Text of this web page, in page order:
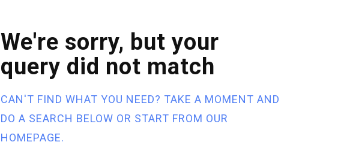
We're sorry, but your
query did not match
CAN'T FIND WHAT YOU NEED? TAKE A MOMENT AND
DO A SEARCH BELOW OR START FROM OUR
HOMEPAGE.